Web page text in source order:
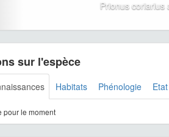
Prionus coriarius
sur l'espèce
Habitats Phénologie
pour le moment